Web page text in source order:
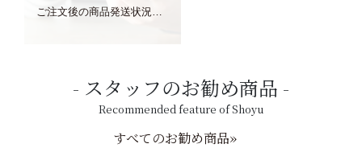
スタッフのお勧め商品
Recommended feature of Shoyu
すべてのお勧め商品»